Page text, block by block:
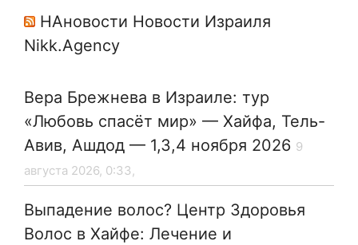
НАновости Новости Израиля
Nikk.Agency
Вера Брежнева в Израиле: тур
«Любовь спасёт мир» — Хайфа, Тель-
Авив, Ашдод — 1,3,4 ноября 2026 9
августа 2026, 0:33,
Выпадение волос? Центр Здоровья
Волос в Хайфе: Лечение и